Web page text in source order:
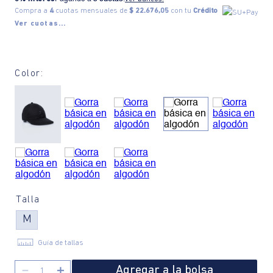
Compra a 4cuotas mensuales de $ 22.676,05 con tu Crédito
Ver cuotas...
Color:
Talla
M
Guía de tallas
Agregar a la bolsa